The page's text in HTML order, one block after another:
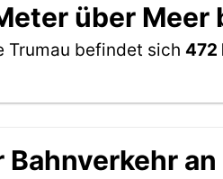
über
Trumau befindet sich 472
Bahnverkehr